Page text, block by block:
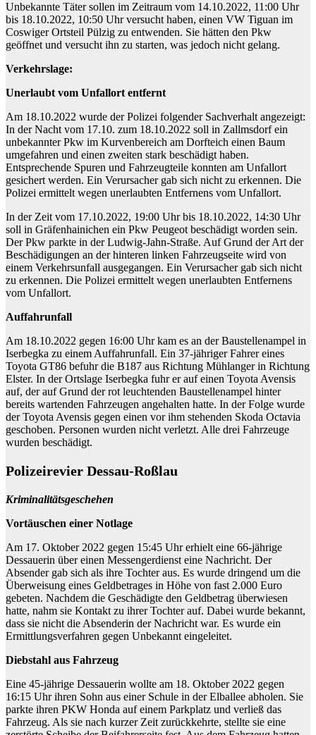
Unbekannte Täter sollen im Zeitraum vom 14.10.2022, 11:00 Uhr
bis 18.10.2022, 10:50 Uhr versucht haben, einen VW Tiguan im
Coswiger Ortsteil Pülzig zu entwenden. Sie hätten den Pkw
geöffnet und versucht ihn zu starten, was jedoch nicht gelang.
Verkehrslage:
Unerlaubt vom Unfallort entfernt
Am 18.10.2022 wurde der Polizei folgender Sachverhalt angezeigt:
In der Nacht vom 17.10. zum 18.10.2022 soll in Zallmsdorf ein
unbekannter Pkw im Kurvenbereich am Dorfteich einen Baum
umgefahren und einen zweiten stark beschädigt haben.
Entsprechende Spuren und Fahrzeugteile konnten am Unfallort
gesichert werden. Ein Verursacher gab sich nicht zu erkennen. Die
Polizei ermittelt wegen unerlaubten Entfernens vom Unfallort.
In der Zeit vom 17.10.2022, 19:00 Uhr bis 18.10.2022, 14:30 Uhr
soll in Gräfenhainichen ein Pkw Peugeot beschädigt worden sein.
Der Pkw parkte in der Ludwig-Jahn-Straße. Auf Grund der Art der
Beschädigungen an der hinteren linken Fahrzeugseite wird von
einem Verkehrsunfall ausgegangen. Ein Verursacher gab sich nicht
zu erkennen. Die Polizei ermittelt wegen unerlaubten Entfernens
vom Unfallort.
Auffahrunfall
Am 18.10.2022 gegen 16:00 Uhr kam es an der Baustellenampel in
Iserbegka zu einem Auffahrunfall. Ein 37-jähriger Fahrer eines
Toyota GT86 befuhr die B187 aus Richtung Mühlanger in Richtung
Elster. In der Ortslage Iserbegka fuhr er auf einen Toyota Avensis
auf, der auf Grund der rot leuchtenden Baustellenampel hinter
bereits wartenden Fahrzeugen angehalten hatte. In der Folge wurde
der Toyota Avensis gegen einen vor ihm stehenden Skoda Octavia
geschoben. Personen wurden nicht verletzt. Alle drei Fahrzeuge
wurden beschädigt.
Polizeirevier Dessau-Roßlau
Kriminalitätsgeschehen
Vortäuschen einer Notlage
Am 17. Oktober 2022 gegen 15:45 Uhr erhielt eine 66-jährige
Dessauerin über einen Messengerdienst eine Nachricht. Der
Absender gab sich als ihre Tochter aus. Es wurde dringend um die
Überweisung eines Geldbetrages in Höhe von fast 2.000 Euro
gebeten. Nachdem die Geschädigte den Geldbetrag überwiesen
hatte, nahm sie Kontakt zu ihrer Tochter auf. Dabei wurde bekannt,
dass sie nicht die Absenderin der Nachricht war. Es wurde ein
Ermittlungsverfahren gegen Unbekannt eingeleitet.
Diebstahl aus Fahrzeug
Eine 45-jährige Dessauerin wollte am 18. Oktober 2022 gegen
16:15 Uhr ihren Sohn aus einer Schule in der Elballee abholen. Sie
parkte ihren PKW Honda auf einem Parkplatz und verließ das
Fahrzeug. Als sie nach kurzer Zeit zurückkehrte, stellte sie eine